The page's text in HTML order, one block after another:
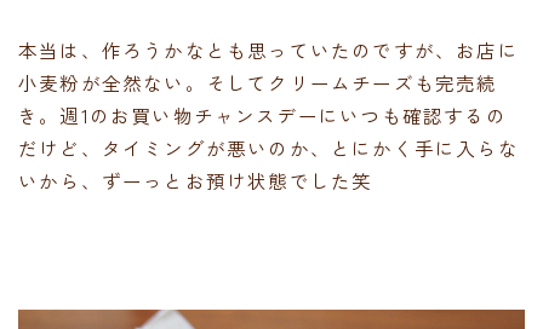
本当は、作ろうかなとも思っていたのですが、お店に
小麦粉が全然ない。そしてクリームチーズも完売続
き。週1のお買い物チャンスデーにいつも確認するの
だけど、タイミングが悪いのか、とにかく手に入らな
いから、ずーっとお預け状態でした笑